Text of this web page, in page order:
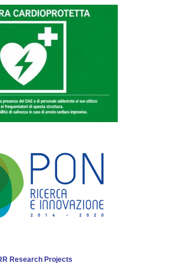
Research Projects